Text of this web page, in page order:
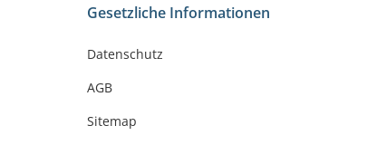
Gesetzliche Informationen
Datenschutz
AGB
Sitemap